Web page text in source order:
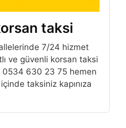
taksi
7/24 hizmet
ve güvenli korsan taksi
0534 630 23 75 hemen
taksiniz kapınıza